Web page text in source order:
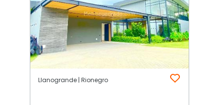
Llanogrande | Rionegro